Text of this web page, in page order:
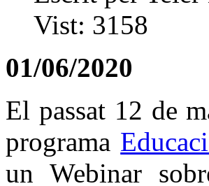
Vist: 3158
01/06/2020
El passat 12 de
programa
un Webinar